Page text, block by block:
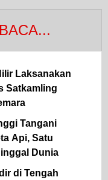
Laksanakan
Satkamling
Tangani
Api, Satu
Dunia
di Tengah